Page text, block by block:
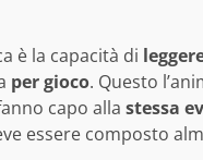
è la capacità di
per gioco. Questo
capo alla stessa
essere composto